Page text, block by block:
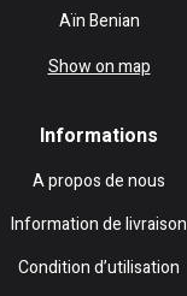
Aïn Benian
Show on map
Informations
A propos de nous
Information de livraison
Condition d’utilisation